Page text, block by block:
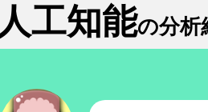
人工知能の分析